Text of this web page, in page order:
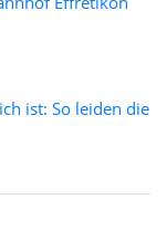
ist: So leiden die